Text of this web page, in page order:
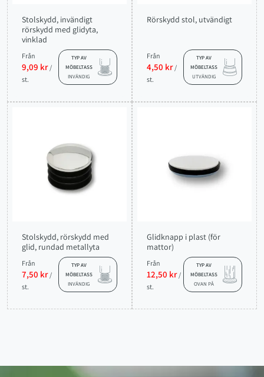
Stolskydd, invändigt
rörskydd med glidyta,
vinklad
Från
9,09 kr /
st.
TYP AV
MÖBELTASS
INVÄNDIG
Rörskydd stol, utvändigt
Från
4,50 kr /
st.
TYP AV
MÖBELTASS
UTVÄNDIG
Stolskydd, rörskydd med
glid, rundad metallyta
Från
7,50 kr /
st.
TYP AV
MÖBELTASS
INVÄNDIG
Glidknapp i plast (för
mattor)
Från
12,50 kr /
st.
TYP AV
MÖBELTASS
OVAN PÅ